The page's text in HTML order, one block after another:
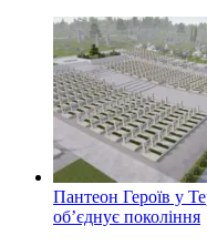
Пантеон Героїв у
об’єднує покоління